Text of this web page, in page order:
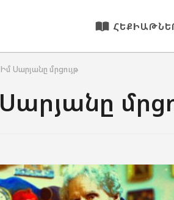
Իմ Սարյանը մրցույթ